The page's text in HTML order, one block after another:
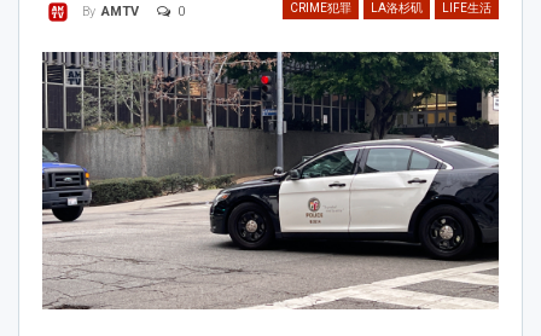
CRIME犯罪 LA洛杉矶 LIFE生活
By AMTV 0